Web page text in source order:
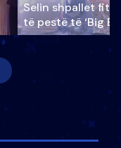
Selin shpallet
të pestë të ‘Big